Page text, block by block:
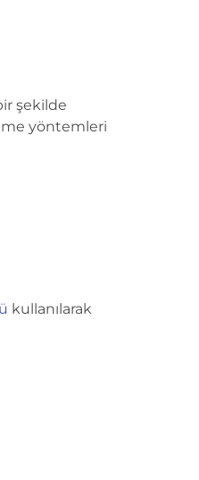
şekilde
yöntemleri
kullanılarak